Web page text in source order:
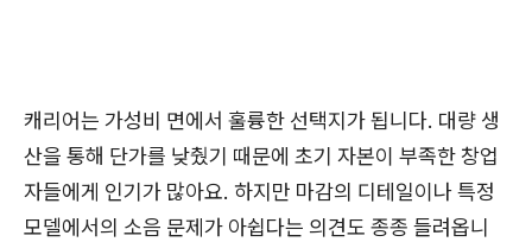
캐리어는 가성비 면에서 훌륭한 선택지가 됩니다. 대량 생
산을 통해 단가를 낮췄기 때문에 초기 자본이 부족한 창업
자들에게 인기가 많아요. 하지만 마감의 디테일이나 특정
모델에서의 소음 문제가 아쉽다는 의견도 종종 들려옵니